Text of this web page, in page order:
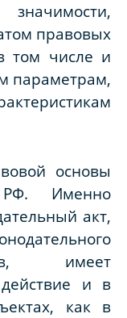
правовых
том числе и
параметрам,
основы
РФ. Именно
акт,
имеет
и в
как в